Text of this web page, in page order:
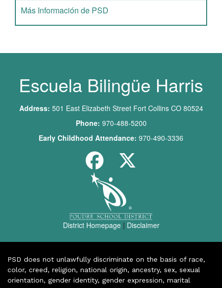
Más Información de PSD
Escuela Bilingüe Harris
Address: 501 East Elizabeth Street Fort Collins CO 80524
Phone: 970-488-5200
Early Childhood Attendance: 970-490-3336
District Homepage| Disclaimer
PSD does not unlawfully discriminate on the basis of race,
color, creed, religion, national origin, ancestry, sex, sexual
orientation, gender identity, gender expression, marital